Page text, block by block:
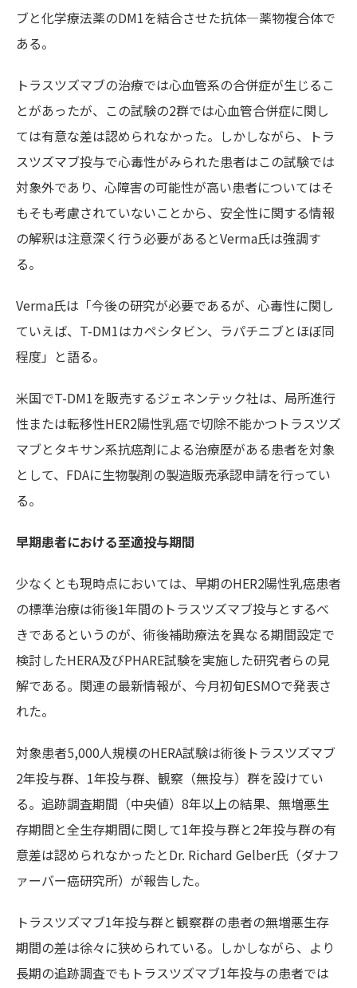
ブと化学療法薬のDM1を結合させた抗体—薬物複合体で
ある。
トラスツズマブの治療では心血管系の合併症が生じるこ
とがあったが、この試験の2群では心血管合併症に関し
ては有意な差は認められなかった。しかしながら、トラ
スツズマブ投与で心毒性がみられた患者はこの試験では
対象外であり、心障害の可能性が高い患者についてはそ
もそも考慮されていないことから、安全性に関する情報
の解釈は注意深く行う必要があるとVerma氏は強調す
る。
Verma氏は「今後の研究が必要であるが、心毒性に関し
ていえば、T-DM1はカペシタビン、ラパチニブとほぼ同
程度」と語る。
米国でT-DM1を販売するジェネンテック社は、局所進行
性または転移性HER2陽性乳癌で切除不能かつトラスツズ
マブとタキサン系抗癌剤による治療歴がある患者を対象
として、FDAに生物製剤の製造販売承認申請を行ってい
る。
早期患者における至適投与期間
少なくとも現時点においては、早期のHER2陽性乳癌患者
の標準治療は術後1年間のトラスツズマブ投与とするべ
きであるというのが、術後補助療法を異なる期間設定で
検討したHERA及びPHARE試験を実施した研究者らの見
解である。関連の最新情報が、今月初旬ESMOで発表さ
れた。
対象患者5,000人規模のHERA試験は術後トラスツズマブ
2年投与群、1年投与群、観察（無投与）群を設けてい
る。追跡調査期間（中央値）8年以上の結果、無増悪生
存期間と全生存期間に関して1年投与群と2年投与群の有
意差は認められなかったとDr. Richard Gelber氏（ダナフ
ァーバー癌研究所）が報告した。
トラスツズマブ1年投与群と観察群の患者の無増悪生存
期間の差は徐々に狭められている。しかしながら、より
長期の追跡調査でもトラスツズマブ1年投与の患者では